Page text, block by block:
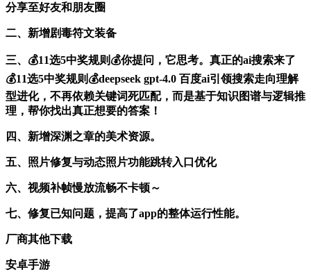
分享至好友和朋友圈
二、新增剧毒符文装备
三、💰11选5中奖规则💰你提问，它思考。真正的ai搜索来了
💰11选5中奖规则💰deepseek gpt-4.0 百度ai引领搜索走向理解
型进化，不再依赖关键词死匹配，而是基于知识图谱与逻辑推
理，帮你找出真正想要的答案！
四、新增深渊之章的美术资源。
五、照片修复与动态照片功能跳转入口优化
六、视频补帧慢放流畅不卡顿～
七、修复已知问题，提高了app的整体运行性能。
厂商其他下载
安卓手游